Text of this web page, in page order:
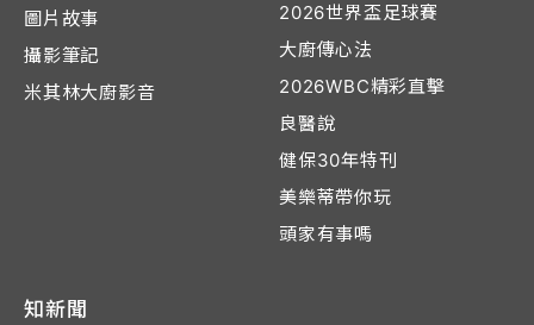
圖片故事
攝影筆記
米其林大廚影音
2026世界盃足球賽
大廚傳心法
2026WBC精彩直擊
良醫說
健保30年特刊
美樂蒂帶你玩
頭家有事嗎
知新聞